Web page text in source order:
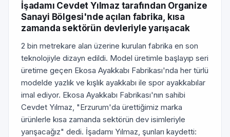
İşadamı Cevdet Yılmaz tarafından Organize
Sanayi Bölgesi'nde açılan fabrika, kısa
zamanda sektörün devleriyle yarışacak
2 bin metrekare alan üzerine kurulan fabrika en son
teknolojiyle dizayn edildi. Model üretimle başlayıp seri
üretime geçen Ekosa Ayakkabı Fabrikası'nda her türlü
modelde yazlık ve kışlık ayakkabı ile spor ayakkabılar
imal ediyor. Ekosa Ayakkabı Fabrikası'nın sahibi
Cevdet Yılmaz, "Erzurum'da ürettiğimiz marka
ürünlerle kısa zamanda sektörün dev isimleriyle
yarışacağız" dedi. İşadamı Yılmaz, şunları kaydetti: